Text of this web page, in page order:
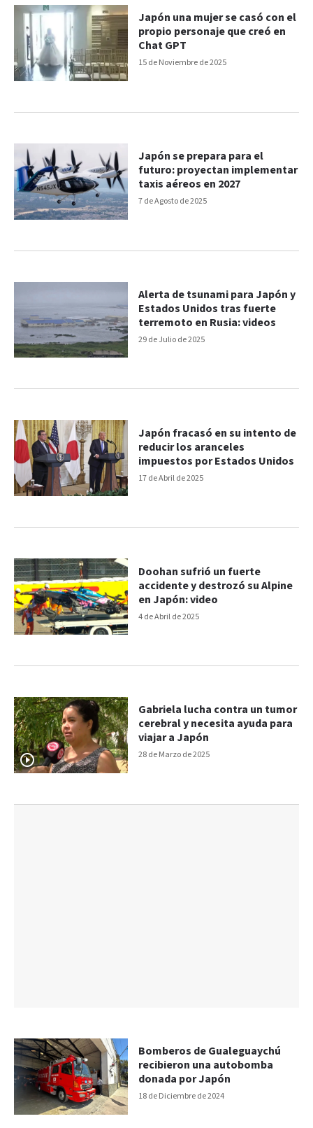
15 de Noviembre de 2025
Japón una mujer se casó con el
propio personaje que creó en
Chat GPT
7 de Agosto de 2025
Japón se prepara para el
futuro: proyectan implementar
taxis aéreos en 2027
29 de Julio de 2025
Alerta de tsunami para Japón y
Estados Unidos tras fuerte
terremoto en Rusia: videos
17 de Abril de 2025
Japón fracasó en su intento de
reducir los aranceles
impuestos por Estados Unidos
4 de Abril de 2025
Doohan sufrió un fuerte
accidente y destrozó su Alpine
en Japón: video
28 de Marzo de 2025
Gabriela lucha contra un tumor
cerebral y necesita ayuda para
viajar a Japón
18 de Diciembre de 2024
Bomberos de Gualeguaychú
recibieron una autobomba
donada por Japón